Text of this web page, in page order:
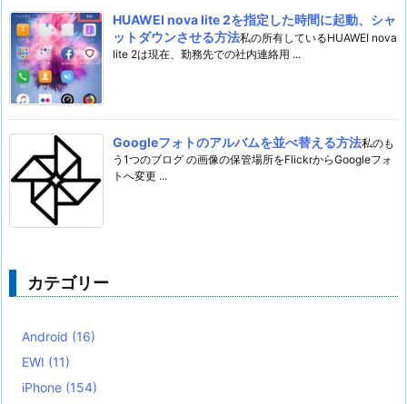
HUAWEI nova lite 2を指定した時間に起動、シャ
ットダウンさせる方法私の所有しているHUAWEI nova
lite 2は現在、勤務先での社内連絡用 ...
Googleフォトのアルバムを並べ替える方法私のも
う1つのブログ の画像の保管場所をFlickrからGoogleフォ
トへ変更 ...
カテゴリー
Android (16)
EWI (11)
iPhone (154)